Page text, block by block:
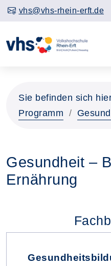
vhs@vhs-rhein-erft.de
Sie befinden sich
Programm
Gesundheit –
Ernährung